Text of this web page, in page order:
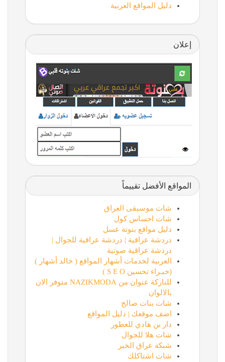
دليل المواقع العربية
إعلان
المواقع الأفضل تقييماً
شات موسيقى العراق
شات احساس كول
دليل مواقع بنوتة عسل
دردشة عراقية | دردشة عراقية للجوال |
دردشة عراقية صوتية
العربية لخدمات أشهار المواقع ( خالد أشهار )
(خبـراء تحسين S E O )
للنازكة عنوان من NAZIKMODA متوفر الان
بالالوان
شات بنات صالح
اضف موقعك | دليل المواقع
دار بن هادي للعطور
شات هلا للجوال
شبكة عراق الخير
شات اشتاكلك